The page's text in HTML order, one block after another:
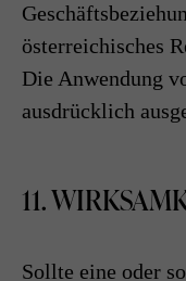
österreichisches
Die Anwendung
ausdrücklich
11.
Sollte eine oder